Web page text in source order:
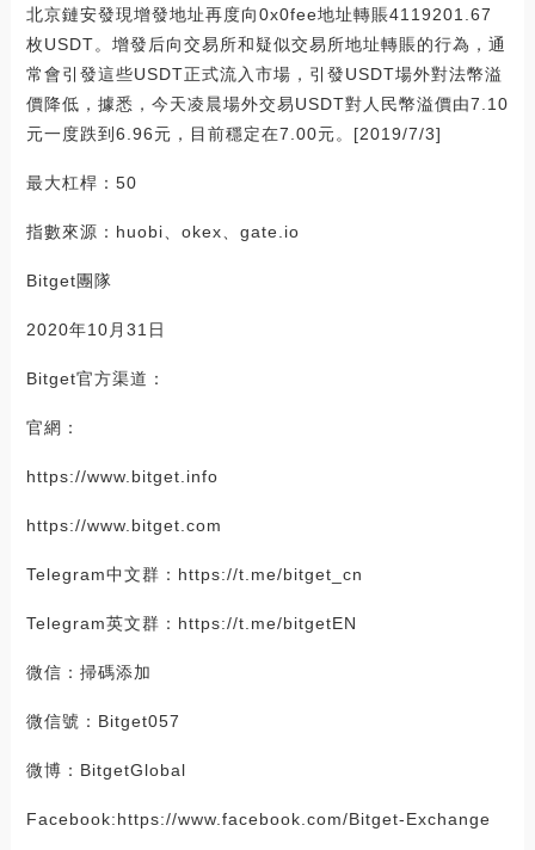
北京鏈安發現增發地址再度向0x0fee地址轉賬4119201.67
枚USDT。增發后向交易所和疑似交易所地址轉賬的行為，通
常會引發這些USDT正式流入市場，引發USDT場外對法幣溢
價降低，據悉，今天凌晨場外交易USDT對人民幣溢價由7.10
元一度跌到6.96元，目前穩定在7.00元。[2019/7/3]
最大杠桿：50
指數來源：huobi、okex、gate.io
Bitget團隊
2020年10月31日
Bitget官方渠道：
官網：
https://www.bitget.info
https://www.bitget.com
Telegram中文群：https://t.me/bitget_cn
Telegram英文群：https://t.me/bitgetEN
微信：掃碼添加
微信號：Bitget057
微博：BitgetGlobal
Facebook:https://www.facebook.com/Bitget-Exchange